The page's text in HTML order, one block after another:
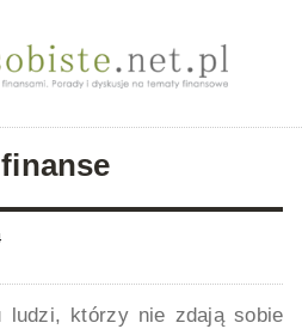
ludzi, którzy nie zdają sobie